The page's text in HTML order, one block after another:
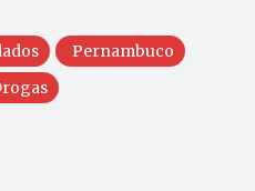
Pernambuco